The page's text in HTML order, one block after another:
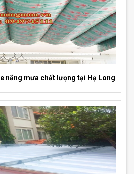
nắng mưa chất lượng tại Hạ Long